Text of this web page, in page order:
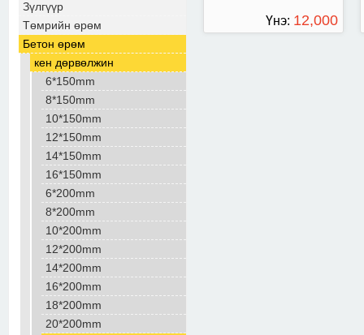
Зүлгүүр
Төмрийн өрөм
Бетон өрөм
кен дөрвөлжин
6*150mm
8*150mm
10*150mm
12*150mm
14*150mm
16*150mm
6*200mm
8*200mm
10*200mm
12*200mm
14*200mm
16*200mm
18*200mm
20*200mm
Үнэ: 12,000